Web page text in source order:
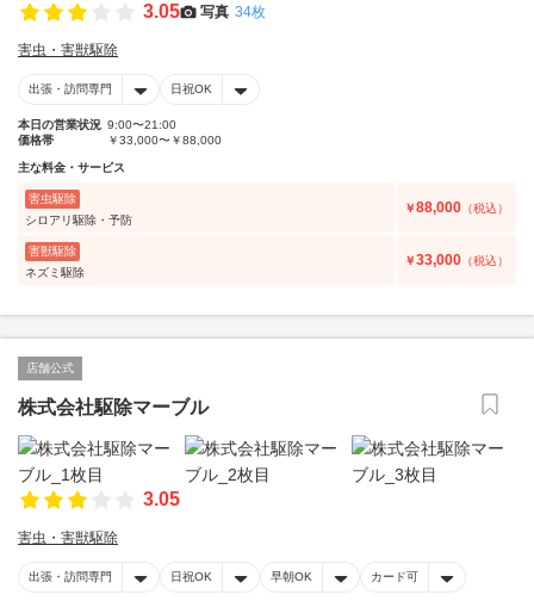
3.05 写真 34枚
害虫・害獣駆除
出張・訪問専門 日祝OK
本日の営業状況 9:00〜21:00
価格帯
￥33,000〜￥88,000
主な料金・サービス
害虫駆除
シロアリ駆除・予防
￥88,000 （税込）
害獣駆除
ネズミ駆除
￥33,000 （税込）
店舗公式
株式会社駆除マーブル
3.05
害虫・害獣駆除
出張・訪問専門 日祝OK 早朝OK カード可